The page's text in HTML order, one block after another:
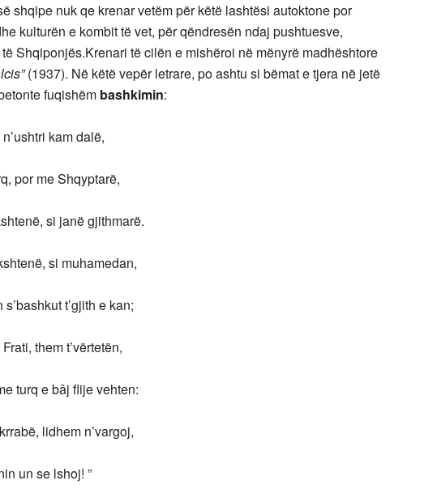
shqipe nuk qe krenar vetëm për këtë lashtësi autoktone por
kulturën e kombit të vet, për qëndresën ndaj pushtuesve,
Shqiponjës.Krenari të cilën e mishëroi në mënyrë madhështore
(1937). Në këtë vepër letrare, po ashtu si bëmat e tjera në jetë
fuqishëm bashkimin:
kam dalë,
Shqyptarë,
janë gjithmarë.
muhamedan,
t’gjith e kan;
t’vërtetën,
flije vehten:
n’vargoj,
lshoj! ”